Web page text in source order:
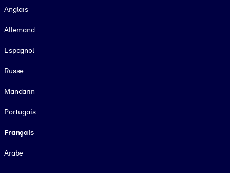
Anglais
Allemand
Espagnol
Russe
Mandarin
Portugais
Français
Arabe